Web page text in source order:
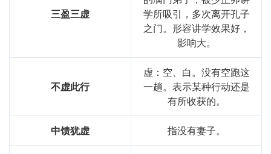
三盈三虚
学所吸引，多次离开孔子
之门。形容讲学效果好，
影响大。
不虚此行
虚：空、白。没有空跑这
一趟。表示某种行动还是
有所收获的。
中馈犹虚 指没有妻子。